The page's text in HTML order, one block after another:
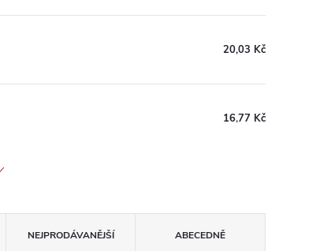
20,03 Kč
16,77 Kč
NEJPRODÁVANĚJŠÍ ABECEDNĚ